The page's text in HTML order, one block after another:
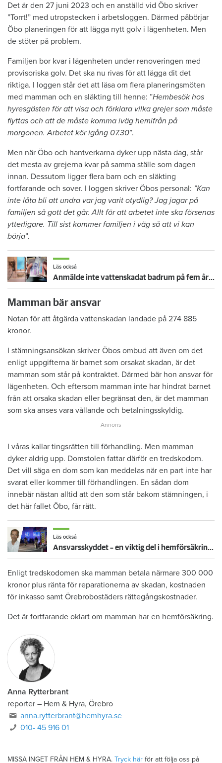
Det är den 27 juni 2023 och en anställd vid Öbo skriver
”Torrt!” med utropstecken i arbetsloggen. Därmed påbörjar
Öbo planeringen för att lägga nytt golv i lägenheten. Men
de stöter på problem.
Familjen bor kvar i lägenheten under renoveringen med
provisoriska golv. Det ska nu rivas för att lägga dit det
riktiga. I loggen står det att läsa om flera planeringsmöten
med mamman och en släkting till henne: ”Hembesök hos
hyresgästen för att visa och förklara vilka grejer som måste
flyttas och att de måste komma iväg hemifrån på
morgonen. Arbetet kör igång 07.30”.
Men när Öbo och hantverkarna dyker upp nästa dag, står
det mesta av grejerna kvar på samma ställe som dagen
innan. Dessutom ligger flera barn och en släkting
fortfarande och sover. I loggen skriver Öbos personal: ”Kan
inte låta bli att undra var jag varit otydlig? Jag jagar på
familjen så gott det går. Allt för att arbetet inte ska försenas
ytterligare. Till sist kommer familjen i väg så att vi kan
börja”.
Läs också
Anmälde inte vattenskadat badrum på fem år – krävs på 125 000 kronor
Mamman bär ansvar
Notan för att åtgärda vattenskadan landade på 274 885
kronor.
I stämningsansökan skriver Öbos ombud att även om det
enligt uppgifterna är barnet som orsakat skadan, är det
mamman som står på kontraktet. Därmed bär hon ansvar för
lägenheten. Och eftersom mamman inte har hindrat barnet
från att orsaka skadan eller begränsat den, är det mamman
som ska anses vara vållande och betalningsskyldig.
I våras kallar tingsrätten till förhandling. Men mamman
dyker aldrig upp. Domstolen fattar därför en tredskodom.
Det vill säga en dom som kan meddelas när en part inte har
svarat eller kommer till förhandlingen. En sådan dom
innebär nästan alltid att den som står bakom stämningen, i
det här fallet Öbo, får rätt.
Läs också
Ansvarsskyddet – en viktig del i hemförsäkringen
Enligt tredskodomen ska mamman betala närmare 300 000
kronor plus ränta för reparationerna av skadan, kostnaden
för inkasso samt Örebrobostäders rättegångskostnader.
Det är fortfarande oklart om mamman har en hemförsäkring.
Anna Rytterbrant
reporter – Hem & Hyra, Örebro
anna.rytterbrant@hemhyra.se
010- 45 916 01
MISSA INGET FRÅN HEM & HYRA. Tryck här för att följa oss på